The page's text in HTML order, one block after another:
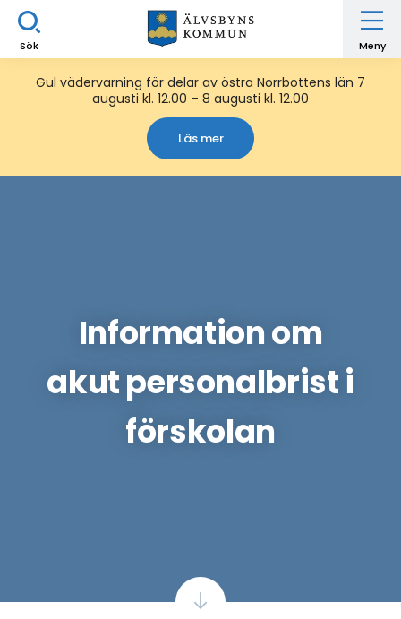
Sök Meny
Gul vädervarning för delar av östra Norrbottens län 7
augusti kl. 12.00 – 8 augusti kl. 12.00
Läs mer
Information om
akut personalbrist i
förskolan